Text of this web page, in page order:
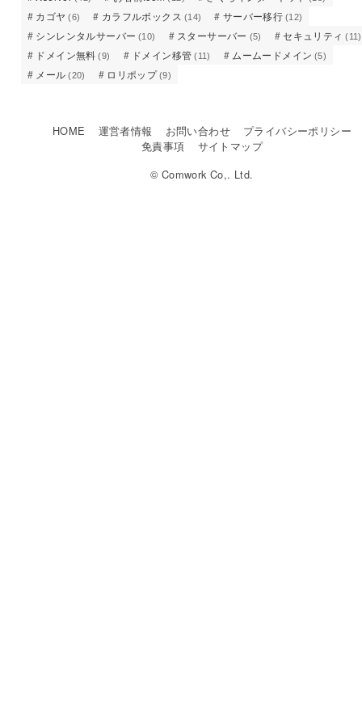
カゴヤ (6) カラフルボックス (14) サーバー移行 (12)
シンレンタルサーバー (10) スターサーバー (5) セキュリティ (11)
ドメイン無料 (9) ドメイン移管 (11) ムームードメイン (5)
メール (20) ロリポップ (9)
HOME 運営者情報 お問い合わせ
プライバシーポリシー
免責事項
サイトマップ
© Comwork Co,. Ltd.